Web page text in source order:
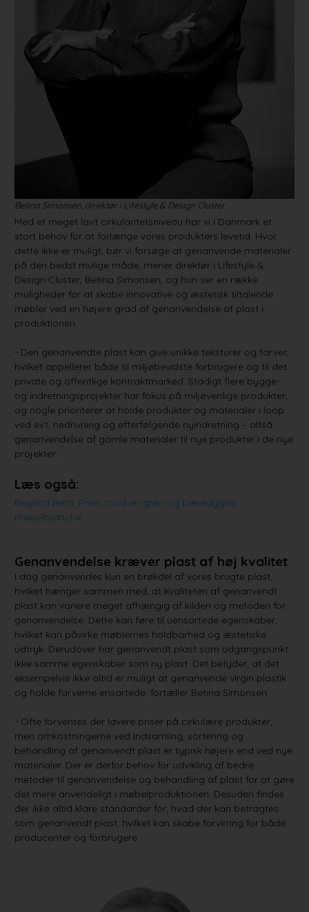
Betina Simonsen, direktør i Lifestyle & Design Cluster
Med et meget lavt cirkularitetsniveau har vi i Danmark et
stort behov for at forlænge vores produkters levetid. Hvor
dette ikke er muligt, bør vi forsøge at genanvende materialer
på den bedst mulige måde, mener direktør i Lifestyle &
Design Cluster, Betina Simonsen, og hun ser en række
muligheder for at skabe innovative og æstetisk tiltalende
møbler ved en højere grad af genanvendelse af plast i
produktionen:
- Den genanvendte plast kan give unikke teksturer og farver,
hvilket appellerer både til miljøbevidste forbrugere og til det
private og offentlige kontraktmarked. Stadigt flere bygge-
og indretningsprojekter har fokus på miljøvenlige produkter,
og nogle prioriterer at holde produkter og materialer i loop
ved evt. nedrivning og efterfølgende nyindretning – altså
genanvendelse af gamle materialer til nye produkter i de nye
projekter.
Læs også:
Beyond Beta: Frem mod en grøn og bæredygtig
møbelbranche
Genanvendelse kræver plast af høj kvalitet
I dag genanvendes kun en brøkdel af vores brugte plast,
hvilket hænger sammen med, at kvaliteten af genanvendt
plast kan variere meget afhængig af kilden og metoden for
genanvendelse. Dette kan føre til uensartede egenskaber,
hvilket kan påvirke møblernes holdbarhed og æstetiske
udtryk. Derudover har genanvendt plast som udgangspunkt
ikke samme egenskaber som ny plast. Det betyder, at det
eksempelvis ikke altid er muligt at genanvende virgin plastik
og holde farverne ensartede, fortæller Betina Simonsen:
- Ofte forventes der lavere priser på cirkulære produkter,
men omkostningerne ved indsamling, sortering og
behandling af genanvendt plast er typisk højere end ved nye
materialer. Der er derfor behov for udvikling af bedre
metoder til genanvendelse og behandling af plast for at gøre
det mere anvendeligt i møbelproduktionen. Desuden findes
der ikke altid klare standarder for, hvad der kan betragtes
som genanvendt plast, hvilket kan skabe forvirring for både
producenter og forbrugere